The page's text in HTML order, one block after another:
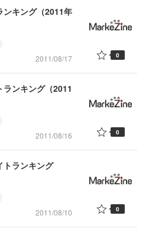
ンキング（2011年
2011/08/17 0
ランキング（2011
2011/08/16 0
トランキング
2011/08/10 0